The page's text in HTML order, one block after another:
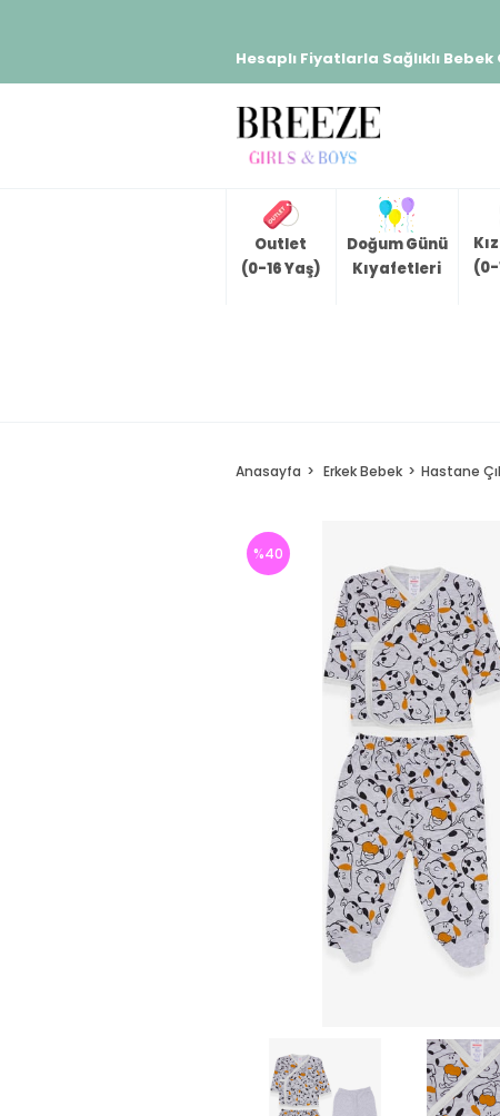
Hesaplı Fiyatlarla Sağlıklı
Outlet
(0-16 Yaş)
Doğum Günü
Kıyafetleri
(0-
Anasayfa Erkek Bebek Hastane
%40